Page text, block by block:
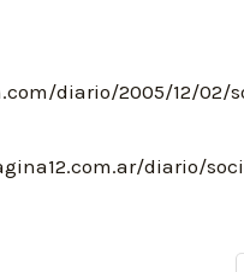
diario/2005/12/02/
diario/